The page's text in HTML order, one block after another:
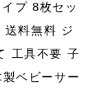
プ 8枚セッ
送料無料 ジ
工具不要 子
ベビーサー